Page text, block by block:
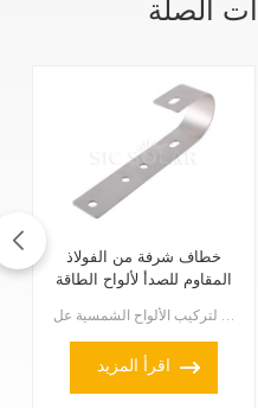
الصلة
خطاف شرفة من الفولاذ
المقاوم للصدأ لألواح الطاقة
خطاف الشرفة المصنوع من الفولاذ المقاوم للصدأ لألواح الطاقة الشمسية يُستخدم لتركيب الألواح الشمسية عل...
اقرأ المزيد